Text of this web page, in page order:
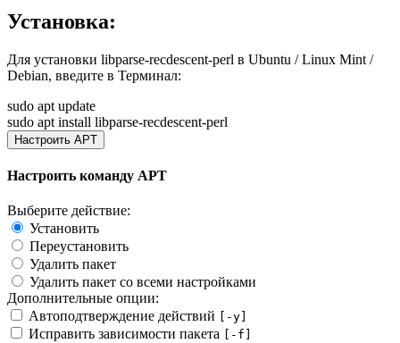
Установка:
Для установки libparse-recdescent-perl в Ubuntu / Linux Mint /
Debian, введите в Терминал:
sudo apt update
sudo apt install libparse-recdescent-perl
Настроить APT
Настроить команду APT
Выберите действие:
Установить
Переустановить
Удалить пакет
Удалить пакет со всеми настройками
Дополнительные опции:
Автоподтверждение действий
[-y]
Исправить зависимости пакета [-f]